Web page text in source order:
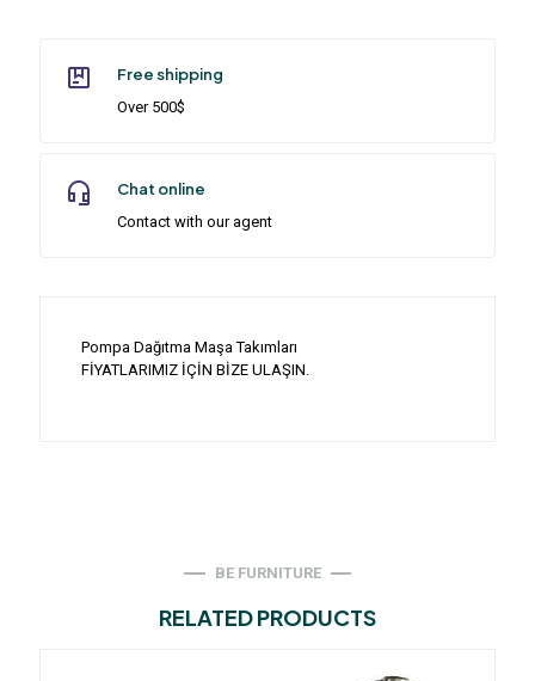
Free shipping
Over 500$
Chat online
Contact with our agent
Pompa Dağıtma Maşa Takımları
FİYATLARIMIZ İÇİN BİZE ULAŞIN.
BE FURNITURE
RELATED PRODUCTS